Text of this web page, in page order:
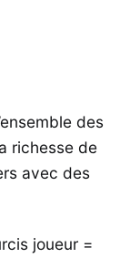
des
richesse de
avec des
joueur =